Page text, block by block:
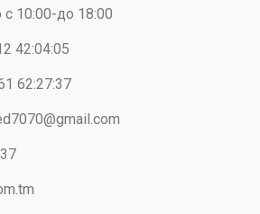
с 10:00-до 18:00
42:04:05
62:27:37